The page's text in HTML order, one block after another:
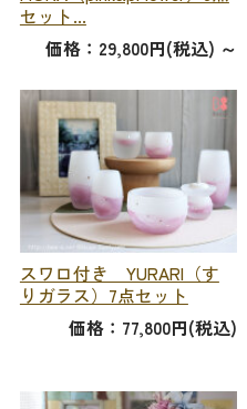
セット...
価格：29,800円(税込) ～
スワロ付き YURARI（す
りガラス）7点セット
価格：77,800円(税込)